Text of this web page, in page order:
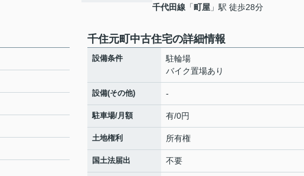
千代田線 「町屋 」駅 徒歩28分
千住元町中古住宅の詳細情報
設備条件
駐輪場
バイク置場あり
設備(その他) -
駐車場/月額 有/0円
土地権利 所有権
国土法届出 不要